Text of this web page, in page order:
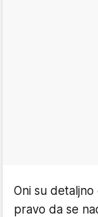
Oni su
pravo da se